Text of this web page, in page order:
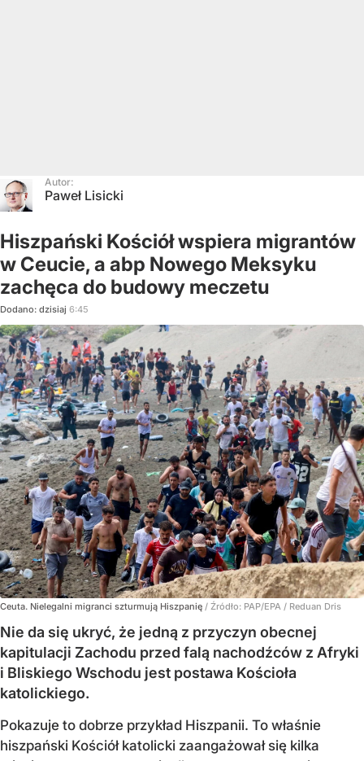
Autor:
Paweł Lisicki
Hiszpański Kościół wspiera migrantów
w Ceucie, a abp Nowego Meksyku
zachęca do budowy meczetu
Dodano: dzisiaj 6:45
Ceuta. Nielegalni migranci szturmują Hiszpanię / Źródło: PAP/EPA / Reduan Dris
Nie da się ukryć, że jedną z przyczyn obecnej
kapitulacji Zachodu przed falą nachodźców z Afryki
i Bliskiego Wschodu jest postawa Kościoła
katolickiego.
Pokazuje to dobrze przykład Hiszpanii. To właśnie
hiszpański Kościół katolicki zaangażował się kilka